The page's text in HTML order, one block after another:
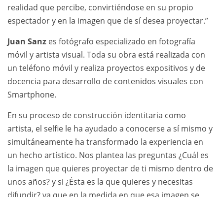
realidad que percibe, convirtiéndose en su propio
espectador y en la imagen que de sí desea proyectar.”
Juan Sanz es fotógrafo especializado en fotografía
móvil y artista visual. Toda su obra está realizada con
un teléfono móvil y realiza proyectos expositivos y de
docencia para desarrollo de contenidos visuales con
Smartphone.
En su proceso de construcción identitaria como
artista, el selfie le ha ayudado a conocerse a sí mismo y
simultáneamente ha transformado la experiencia en
un hecho artístico. Nos plantea las preguntas ¿Cuál es
la imagen que quieres proyectar de ti mismo dentro de
unos años? y si ¿Ésta es la que quieres y necesitas